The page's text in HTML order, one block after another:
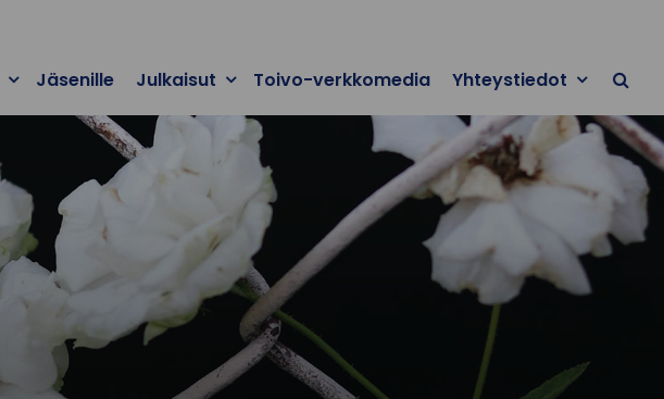
Jäsenille Julkaisut Toivo-verkkomedia Yhteystiedot